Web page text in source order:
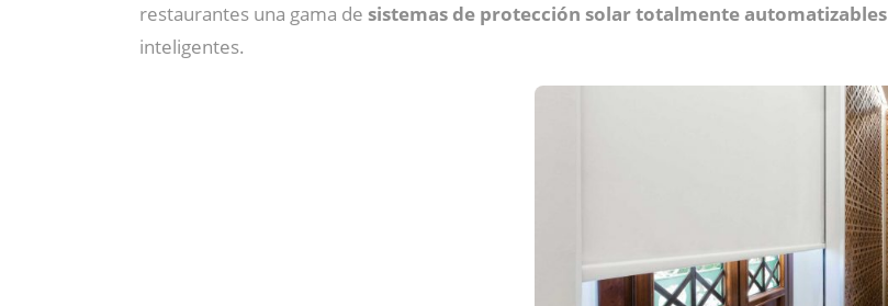
restaurantes una gama de sistemas de protección solar totalmente automatizables
inteligentes.